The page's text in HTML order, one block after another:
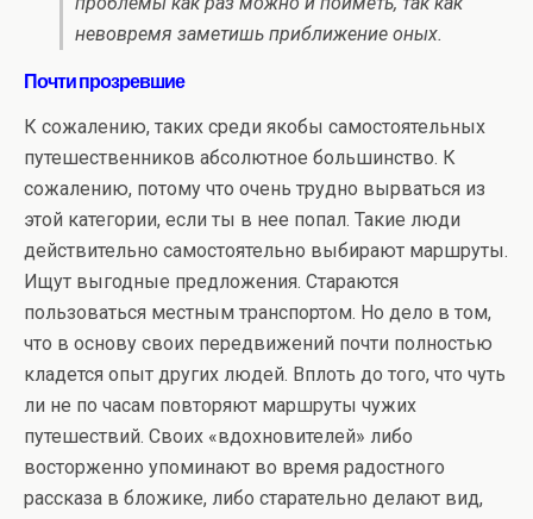
невовремя заметишь приближение оных.
Почти прозревшие
К сожалению, таких среди якобы самостоятельных
путешественников абсолютное большинство. К
сожалению, потому что очень трудно вырваться из
этой категории, если ты в нее попал. Такие люди
действительно самостоятельно выбирают маршруты.
Ищут выгодные предложения. Стараются
пользоваться местным транспортом. Но дело в том,
что в основу своих передвижений почти полностью
кладется опыт других людей. Вплоть до того, что чуть
ли не по часам повторяют маршруты чужих
путешествий. Своих «вдохновителей» либо
восторженно упоминают во время радостного
рассказа в бложике, либо старательно делают вид,